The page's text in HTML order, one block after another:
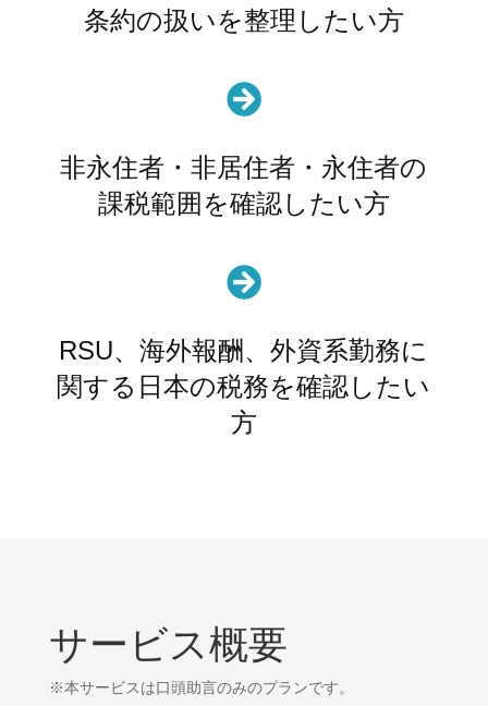
条約の扱いを整理したい方

非永住者・非居住者・永住者の
課税範囲を確認したい方

RSU、海外報酬、外資系勤務に
関する日本の税務を確認したい
方
サービス概要
※本サービスは口頭助言のみのプランです。